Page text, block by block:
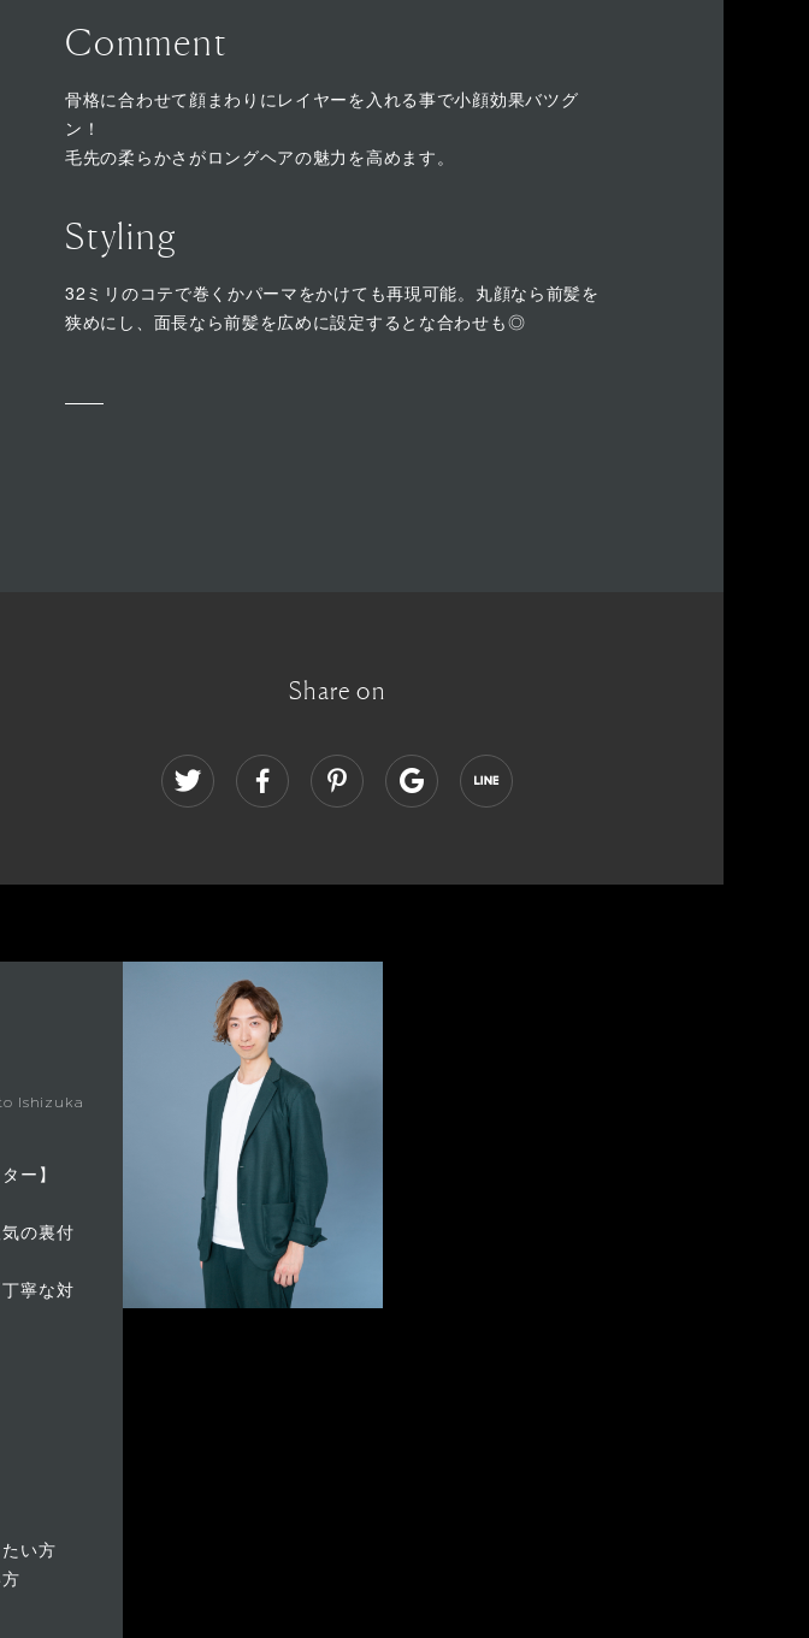
Comment
骨格に合わせて顔まわりにレイヤーを入れる事で小顔効果バツグ
ン！
毛先の柔らかさがロングヘアの魅力を高めます。
Styling
32ミリのコテで巻くかパーマをかけても再現可能。丸顔なら前髪を
狭めにし、面長なら前髪を広めに設定するとな合わせも◎
Share on
Ishizuka
ー】
の裏付
寧な対
い方